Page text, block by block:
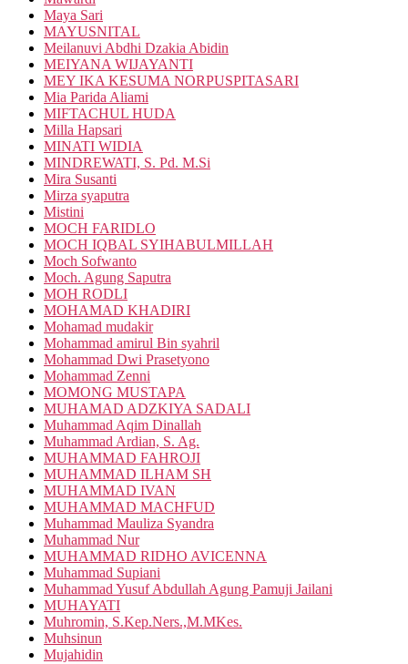
Maya Sari
MAYUSNITAL
Meilanuvi Abdhi Dzakia Abidin
MEIYANA WIJAYANTI
MEY IKA KESUMA NORPUSPITASARI
Mia Parida Aliami
MIFTACHUL HUDA
Milla Hapsari
MINATI WIDIA
MINDREWATI, S. Pd. M.Si
Mira Susanti
Mirza syaputra
Mistini
MOCH FARIDLO
MOCH IQBAL SYIHABULMILLAH
Moch Sofwanto
Moch. Agung Saputra
MOH RODLI
MOHAMAD KHADIRI
Mohamad mudakir
Mohammad amirul Bin syahril
Mohammad Dwi Prasetyono
Mohammad Zenni
MOMONG MUSTAPA
MUHAMAD ADZKIYA SADALI
Muhammad Aqim Dinallah
Muhammad Ardian, S. Ag.
MUHAMMAD FAHROJI
MUHAMMAD ILHAM SH
MUHAMMAD IVAN
MUHAMMAD MACHFUD
Muhammad Mauliza Syandra
Muhammad Nur
MUHAMMAD RIDHO AVICENNA
Muhammad Supiani
Muhammad Yusuf Abdullah Agung Pamuji Jailani
MUHAYATI
Muhromin, S.Kep.Ners.,M.MKes.
Muhsinun
Mujahidin